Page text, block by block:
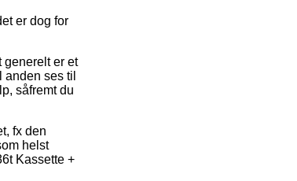
er dog for
er et
ses til
såfremt du
fx den
helst
Kassette +